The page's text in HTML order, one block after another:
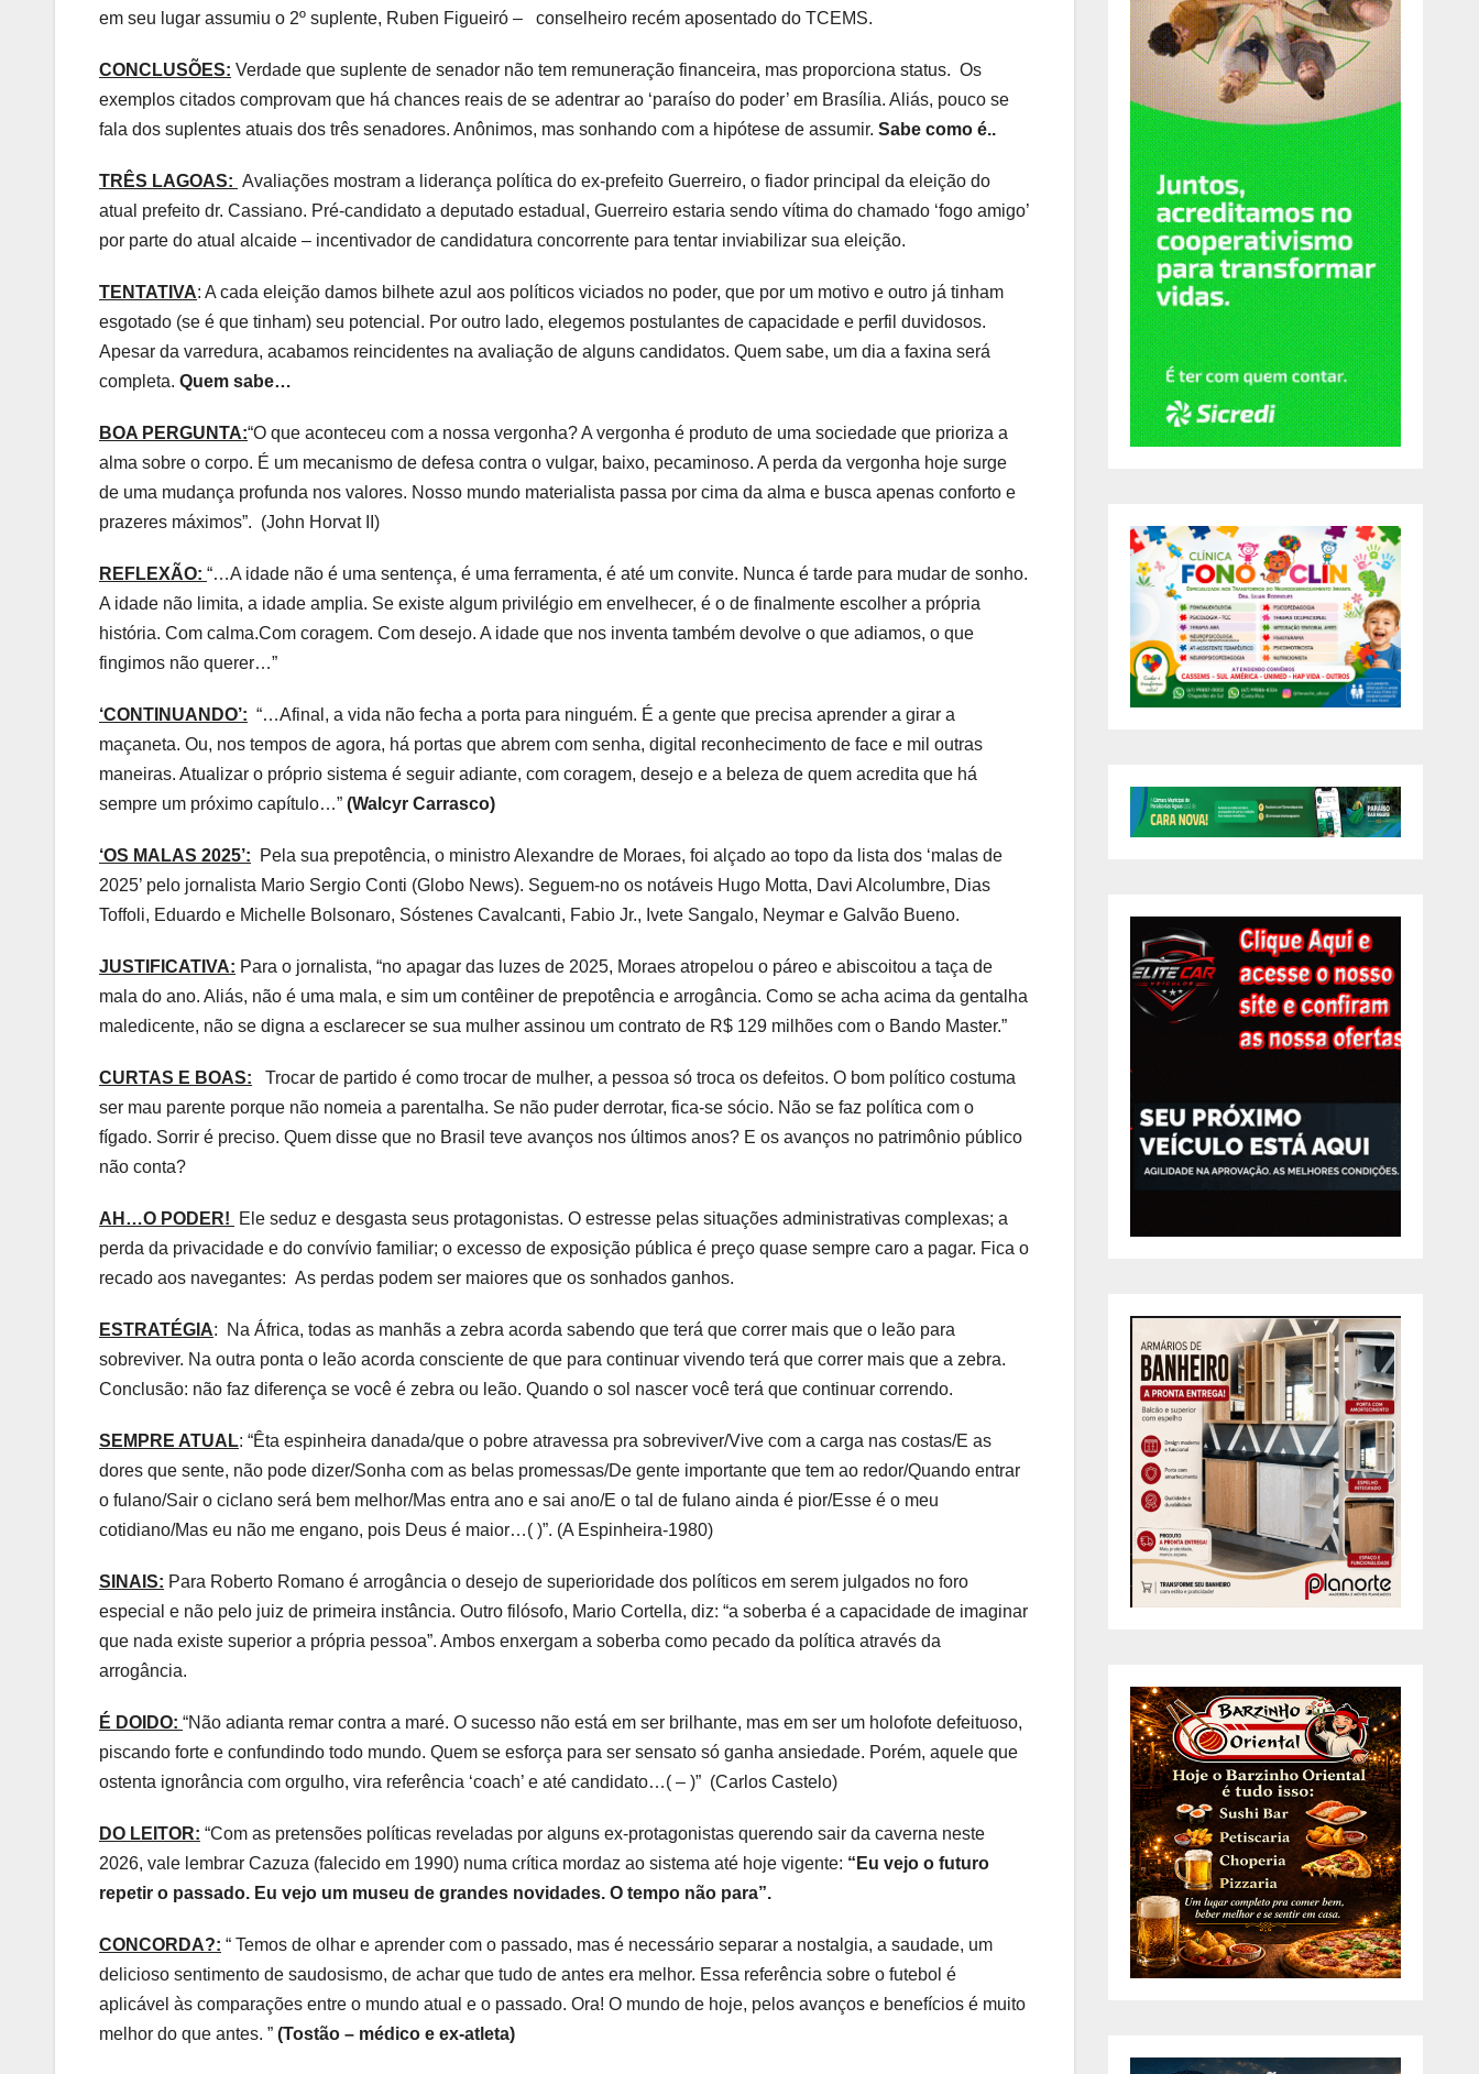
em seu lugar assumiu o 2º suplente, Ruben Figueiró – conselheiro recém aposentado do TCEMS.
CONCLUSÕES: Verdade que suplente de senador não tem remuneração financeira, mas proporciona status. Os
exemplos citados comprovam que há chances reais de se adentrar ao ‘paraíso do poder’ em Brasília. Aliás, pouco se
fala dos suplentes atuais dos três senadores. Anônimos, mas sonhando com a hipótese de assumir. Sabe como é..
TRÊS LAGOAS: Avaliações mostram a liderança política do ex-prefeito Guerreiro, o fiador principal da eleição do
atual prefeito dr. Cassiano. Pré-candidato a deputado estadual, Guerreiro estaria sendo vítima do chamado ‘fogo amigo’
por parte do atual alcaide – incentivador de candidatura concorrente para tentar inviabilizar sua eleição.
TENTATIVA: A cada eleição damos bilhete azul aos políticos viciados no poder, que por um motivo e outro já tinham
esgotado (se é que tinham) seu potencial. Por outro lado, elegemos postulantes de capacidade e perfil duvidosos.
Apesar da varredura, acabamos reincidentes na avaliação de alguns candidatos. Quem sabe, um dia a faxina será
completa. Quem sabe…
BOA PERGUNTA:“O que aconteceu com a nossa vergonha? A vergonha é produto de uma sociedade que prioriza a
alma sobre o corpo. É um mecanismo de defesa contra o vulgar, baixo, pecaminoso. A perda da vergonha hoje surge
de uma mudança profunda nos valores. Nosso mundo materialista passa por cima da alma e busca apenas conforto e
prazeres máximos”. (John Horvat II)
REFLEXÃO: “…A idade não é uma sentença, é uma ferramenta, é até um convite. Nunca é tarde para mudar de sonho.
A idade não limita, a idade amplia. Se existe algum privilégio em envelhecer, é o de finalmente escolher a própria
história. Com calma.Com coragem. Com desejo. A idade que nos inventa também devolve o que adiamos, o que
fingimos não querer…”
‘CONTINUANDO’: “…Afinal, a vida não fecha a porta para ninguém. É a gente que precisa aprender a girar a
maçaneta. Ou, nos tempos de agora, há portas que abrem com senha, digital reconhecimento de face e mil outras
maneiras. Atualizar o próprio sistema é seguir adiante, com coragem, desejo e a beleza de quem acredita que há
sempre um próximo capítulo…” (Walcyr Carrasco)
‘OS MALAS 2025’: Pela sua prepotência, o ministro Alexandre de Moraes, foi alçado ao topo da lista dos ‘malas de
2025’ pelo jornalista Mario Sergio Conti (Globo News). Seguem-no os notáveis Hugo Motta, Davi Alcolumbre, Dias
Toffoli, Eduardo e Michelle Bolsonaro, Sóstenes Cavalcanti, Fabio Jr., Ivete Sangalo, Neymar e Galvão Bueno.
JUSTIFICATIVA: Para o jornalista, “no apagar das luzes de 2025, Moraes atropelou o páreo e abiscoitou a taça de
mala do ano. Aliás, não é uma mala, e sim um contêiner de prepotência e arrogância. Como se acha acima da gentalha
maledicente, não se digna a esclarecer se sua mulher assinou um contrato de R$ 129 milhões com o Bando Master.”
CURTAS E BOAS: Trocar de partido é como trocar de mulher, a pessoa só troca os defeitos. O bom político costuma
ser mau parente porque não nomeia a parentalha. Se não puder derrotar, fica-se sócio. Não se faz política com o
fígado. Sorrir é preciso. Quem disse que no Brasil teve avanços nos últimos anos? E os avanços no patrimônio público
não conta?
AH…O PODER!
Ele seduz e desgasta seus protagonistas. O estresse pelas situações administrativas complexas; a
perda da privacidade e do convívio familiar; o excesso de exposição pública é preço quase sempre caro a pagar. Fica o
recado aos navegantes: As perdas podem ser maiores que os sonhados ganhos.
ESTRATÉGIA: Na África, todas as manhãs a zebra acorda sabendo que terá que correr mais que o leão para
sobreviver. Na outra ponta o leão acorda consciente de que para continuar vivendo terá que correr mais que a zebra.
Conclusão: não faz diferença se você é zebra ou leão. Quando o sol nascer você terá que continuar correndo.
SEMPRE ATUAL: “Êta espinheira danada/que o pobre atravessa pra sobreviver/Vive com a carga nas costas/E as
dores que sente, não pode dizer/Sonha com as belas promessas/De gente importante que tem ao redor/Quando entrar
o fulano/Sair o ciclano será bem melhor/Mas entra ano e sai ano/E o tal de fulano ainda é pior/Esse é o meu
cotidiano/Mas eu não me engano, pois Deus é maior…( )”. (A Espinheira-1980)
SINAIS: Para Roberto Romano é arrogância o desejo de superioridade dos políticos em serem julgados no foro
especial e não pelo juiz de primeira instância. Outro filósofo, Mario Cortella, diz: “a soberba é a capacidade de imaginar
que nada existe superior a própria pessoa”. Ambos enxergam a soberba como pecado da política através da
arrogância.
É DOIDO: “Não adianta remar contra a maré. O sucesso não está em ser brilhante, mas em ser um holofote defeituoso,
piscando forte e confundindo todo mundo. Quem se esforça para ser sensato só ganha ansiedade. Porém, aquele que
ostenta ignorância com orgulho, vira referência ‘coach’ e até candidato…( – )” (Carlos Castelo)
DO LEITOR: “Com as pretensões políticas reveladas por alguns ex-protagonistas querendo sair da caverna neste
2026, vale lembrar Cazuza (falecido em 1990) numa crítica mordaz ao sistema até hoje vigente: “Eu vejo o futuro
repetir o passado. Eu vejo um museu de grandes novidades. O tempo não para”.
CONCORDA?: “ Temos de olhar e aprender com o passado, mas é necessário separar a nostalgia, a saudade, um
delicioso sentimento de saudosismo, de achar que tudo de antes era melhor. Essa referência sobre o futebol é
aplicável às comparações entre o mundo atual e o passado. Ora! O mundo de hoje, pelos avanços e benefícios é muito
melhor do que antes. ” (Tostão – médico e ex-atleta)